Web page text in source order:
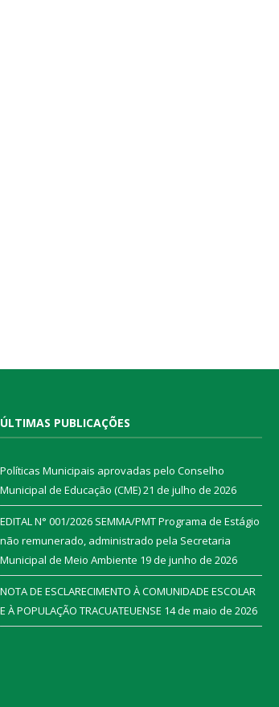
ÚLTIMAS PUBLICAÇÕES
Políticas Municipais aprovadas pelo Conselho
Municipal de Educação (CME)21 de julho de 2026
EDITAL N° 001/2026 SEMMA/PMT Programa de Estágio
não remunerado, administrado pela Secretaria
Municipal de Meio Ambiente 19 de junho de 2026
NOTA DE ESCLARECIMENTO À COMUNIDADE ESCOLAR
E À POPULAÇÃO TRACUATEUENSE 14 de maio de 2026